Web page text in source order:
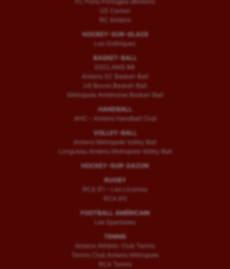
US Camon
RC Amiens
HOCKEY-SUR-GLACE
Les Gothiques
BASKET-BALL
ESCLAMS BB
Amiens SC Basket-Ball
US Boves Basket-Ball
Métropole Amiénoise Basket-Ball
HANDBALL
AHC – Amiens Handball Club
VOLLEY-BALL
Amiens Métropole Volley Ball
Longueau Amiens Metropole Volley Ball
HOCKEY-SUR-GAZON
RUGBY
RCA (F) – Les Licornes
RCA (H)
FOOTBALL AMÉRICAIN
Les Spartiates
TENNIS
Amiens Athletic Club Tennis
Tennis Club Amiens Métropole
RCA Tennis